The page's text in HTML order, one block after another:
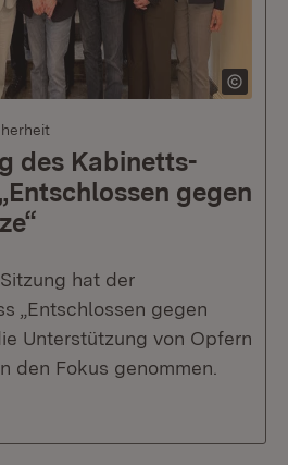
des Kabinetts­
gegen
hat der
„Entschlossen gegen
Unterstützung von Opfern
den Fokus genommen.